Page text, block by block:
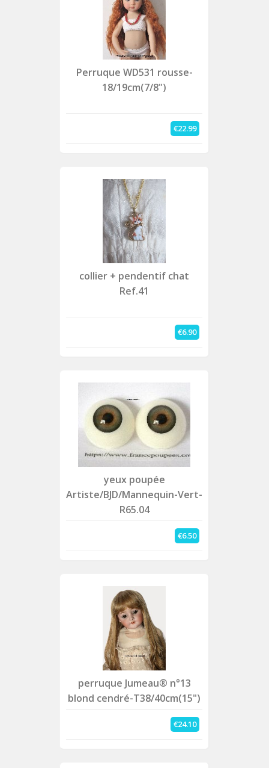
Perruque WD531 rousse-
18/19cm(7/8")
€22.99
collier + pendentif chat
Ref.41
€6.90
yeux poupée
Artiste/BJD/Mannequin-Vert-
R65.04
€6.50
perruque Jumeau® n°13
blond cendré-T38/40cm(15")
€24.10